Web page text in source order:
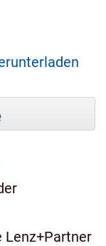
Lenz+Partner